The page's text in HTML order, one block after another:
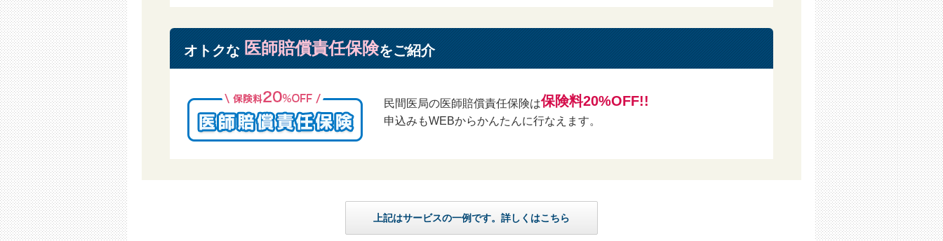
3 この規定に基づき、当社または当社関係者が情報を削除、または削除しなかったことにより、会員または第三者に損害が生じた場合、当社また
は当社関係者は一切の責任を負わないものとします。
1 本サービスにおいて提供されるコンテンツ等の知的財産権は、当社や当該コンテンツを提供する提携先を含む、正当な権利を有する第三者に帰
属するものとします。
2 会員は、当社や提携先、広告主から事前に承諾を受けた場合を除き、本サービスや当社が提供するソフトウェア、またそれらに含まれるコンテ
5 会員が本条の規定に違反した場合、会員は自己の責任と費用において問題を解決し、当社に迷惑や損害を与えないこととします。
オトクな 医師賠償責任保険をご紹介
民間医局の医師賠償責任保険は保険料20%OFF!!
申込みもWEBからかんたんに行なえます。
上記はサービスの一例です。詳しくはこちら